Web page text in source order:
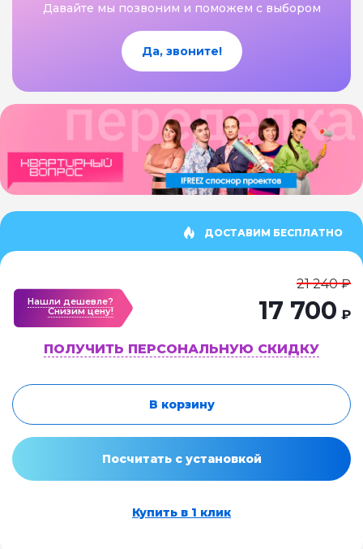
Давайте мы позвоним и поможем с выбором
Да, звоните!
ДОСТАВИМ БЕСПЛАТНО
Нашли дешевле?
Cнизим цену!
21 240 ₽
17 700 ₽
ПОЛУЧИТЬ ПЕРСОНАЛЬНУЮ СКИДКУ
В корзину
Посчитать с установкой
Купить в 1 клик